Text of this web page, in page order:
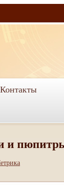
Контакты
и